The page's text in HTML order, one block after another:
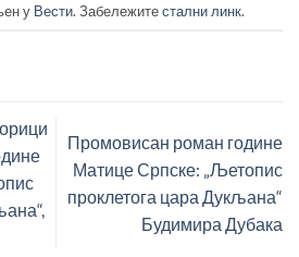
у Вести. Забележитестални линк.
Промовисан роман године
Матице Српске: „Љетопис
проклетога цара Дукљана“
Будимира Дубака